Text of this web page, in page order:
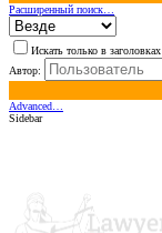
Расширенный поиск…
Искать только в заголовках
Автор:
Advanced…
Sidebar